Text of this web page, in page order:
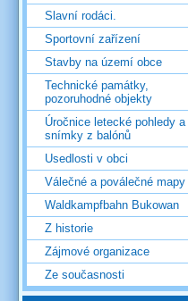
Slavní rodáci.
Sportovní zařízení
Stavby na území obce
Technické památky,
pozoruhodné objekty
Úročnice letecké pohledy a
snímky z balónů
Usedlosti v obci
Válečné a poválečné mapy
Waldkampfbahn Bukowan
Z historie
Zájmové organizace
Ze současnosti